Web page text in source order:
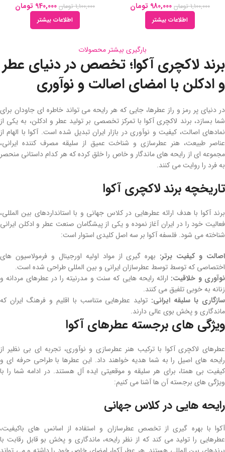
1,100,000 تومان 980,000 تومان
اطلاعات بیشتر
1,100,000 تومان 940,000 تومان
اطلاعات بیشتر
بارگیری بیشتر محصولات
برند لاکچری آکوا؛ تخصص در دنیای عطر
و ادکلن با امضای اصالت و نوآوری
در دنیای پر رمز و راز عطرها، جایی که هر رایحه می ‌تواند خاطره ‌ای جاودان برای
شما بسازد، برند لاکچری آکوا با تمرکز تخصصی بر تولید عطر و ادکلن، به یکی از
نمادهای اصالت، کیفیت و نوآوری در بازار ایران تبدیل شده است. آکوا با الهام از
عناصر طبیعت، هنر عطرسازی و شناخت عمیق از سلیقه مصرف ‌کننده ایرانی،
مجموعه ‌ای از رایحه‌ های ماندگار و خاص را خلق کرده که هر کدام داستانی منحصر
به ‌فرد را روایت می ‌کنند.
تاریخچه برند لاکچری آکوا
برند آکوا با هدف ارائه عطرهایی در کلاس جهانی و با استانداردهای بین ‌المللی،
فعالیت خود را در ایران آغاز نموده و یکی از پیشگامان صنعت عطر و ادکلن ایرانی
شناخته می شود. فلسفه آکوا بر سه اصل کلیدی استوار است:
اصالت و کیفیت برتر: بهره ‌گیری از مواد اولیه اورجینال و فرمولاسیون‌ های
اختصاصی که توسط توسط عطرسازان ایرانی و بین‌ المللی طراحی‌ شده است.
نوآوری و خلاقیت: ارائه رایحه‌ هایی که سنت و مدرنیته را در عطرهای مردانه و
زنانه به‌ خوبی تلفیق می‌ کنند.
سازگاری با سلیقه ایرانی: تولید عطرهایی متناسب با اقلیم و فرهنگ ایران که
ماندگاری و پخش بوی عالی دارند.
ویژگی‌ های برجسته عطرهای آکوا
عطرهای لاکچری آکوا با ترکیب هنر عطرسازی و نوآوری، تجربه ‌ای بی ‌نظیر از
رایحه ‌های اصیل را به شما هدیه خواهند داد. این عطرها با طراحی حرفه ‌ای و
کیفیت بی‌ همتا، برای هر سلیقه و موقعیتی ایده ‌آل هستند. در ادامه شما را با
ویژگی‌ های برجسته آن ‌ها آشنا می کنیم:
رایحه‌ هایی در کلاس جهانی
آکوا با بهره ‌گیری از تخصص عطرسازان و استفاده از اسانس ‌های باکیفیت،
عطرهایی را تولید می‌ کند که از نظر رایحه، ماندگاری و پخش بو قابل رقابت با